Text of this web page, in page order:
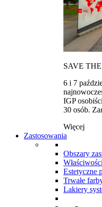
SAVE
6 i 7
IGP
30 osób.
Więcej
Zastosowania
Obszary
Estetyczne
Trwałe
Lakiery